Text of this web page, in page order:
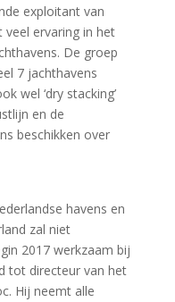
exploitant van
veel ervaring in het
De groep
7 jachthavens
wel ‘dry stacking’
en de
beschikken over
havens en
zal niet
2017 werkzaam bij
tot directeur van het
Hij neemt alle